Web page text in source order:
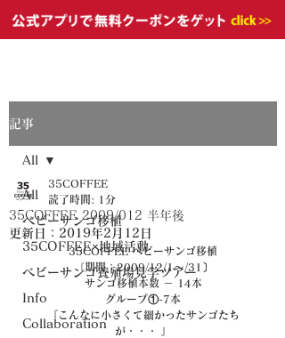
記事
All
ベビーサンゴ移植
35COFFEE×地域活動
ベビーサンゴ養殖場見学ツアー
Info
Collaboration
All
35COFFEE 2009/012 半年後
35COFFEE
読了時間: 1分
更新日： 2019年2月12日
35COFFEE ベビーサンゴ移植
〔期間：2009/12/1～/31〕
サンゴ移植本数 － 14本
グループ①-7本
『こんなに小さくて細かったサンゴたち
が・・・ 』